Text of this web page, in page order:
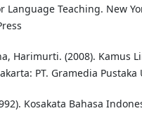
Language Teaching. New
Harimurti. (2008). Kamus
PT. Gramedia Pustaka
Kosakata Bahasa